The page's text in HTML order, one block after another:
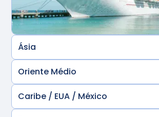
Ásia
Oriente Médio
Caribe / EUA / México